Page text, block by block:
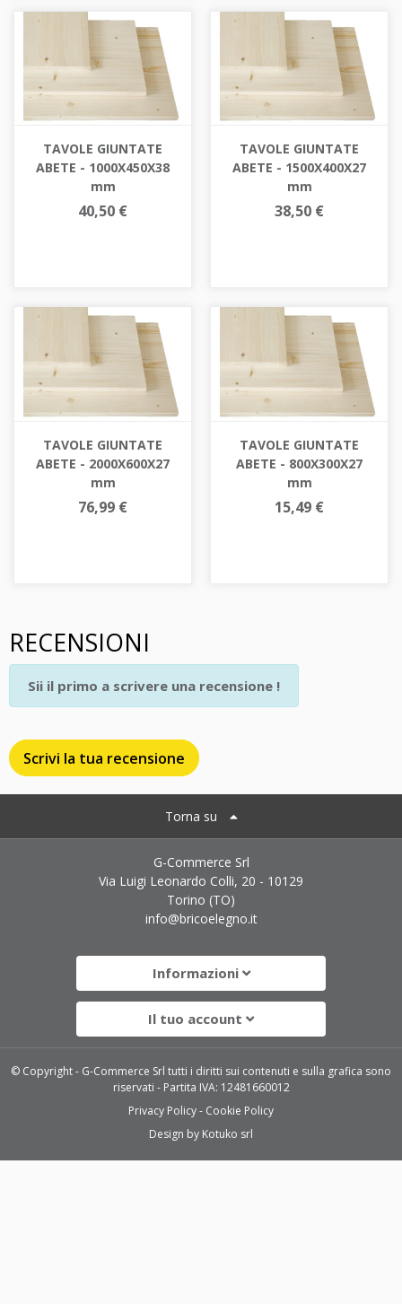
TAVOLE GIUNTATE
ABETE - 1000X450X38
mm
40,50 €
TAVOLE GIUNTATE
ABETE - 1500X400X27
mm
38,50 €
TAVOLE GIUNTATE
ABETE - 2000X600X27
mm
76,99 €
TAVOLE GIUNTATE
ABETE - 800X300X27
mm
15,49 €
RECENSIONI
Scrivi la tua recensione
Sii il primo a scrivere una recensione !
Torna su
G-Commerce Srl
Via Luigi Leonardo Colli, 20 - 10129
Torino (TO)
info@bricoelegno.it
Informazioni
Il tuo account
© Copyright - G-Commerce Srl tutti i diritti sui contenuti e sulla grafica sono
riservati - Partita IVA: 12481660012
Privacy Policy
Cookie Policy
Design by Kotuko srl